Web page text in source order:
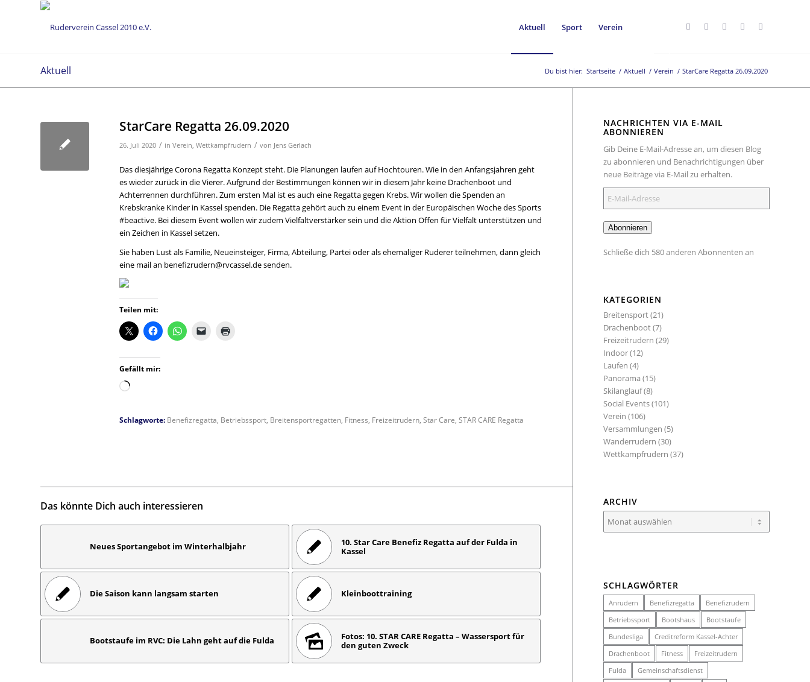
Aktuell Sport Verein
Aktuell Du bist hier: Startseite / Aktuell / Verein / StarCare Regatta 26.09.2020
StarCare Regatta 26.09.2020
26. Juli 2020 / in Verein, Wettkampfrudern / von Jens Gerlach
Das diesjährige Corona Regatta Konzept steht. Die Planungen laufen auf Hochtouren. Wie in den Anfangsjahren geht
es wieder zurück in die Vierer. Aufgrund der Bestimmungen können wir in diesem Jahr keine Drachenboot und
Achterrennen durchführen. Zum ersten Mal ist es auch eine Regatta gegen Krebs. Wir wollen die Spenden an
Krebskranke Kinder in Kassel spenden. Die Regatta gehört auch zu einem Event in der Europäischen Woche des Sports
#beactive. Bei diesem Event wollen wir zudem Vielfaltverstärker sein und die Aktion Offen für Vielfalt unterstützen und
ein Zeichen in Kassel setzen.
Sie haben Lust als Familie, Neueinsteiger, Firma, Abteilung, Partei oder als ehemaliger Ruderer teilnehmen, dann gleich
eine mail an benefizrudern@rvcassel.de senden.
Teilen mit:
Gefällt mir:
Wird
Schlagworte: Benefizregatta Betriebssport Breitensportregatten Fitness Freizeitrudern Star Care STAR CARE Regatta
Das könnte Dich auch interessieren
Neues Sportangebot im Winterhalbjahr
10. Star Care Benefiz Regatta auf der Fulda in
Kassel
Die Saison kann langsam starten Kleinboottraining
Bootstaufe im RVC: Die Lahn geht auf die Fulda
Fotos: 10. STAR CARE Regatta – Wassersport für
den guten Zweck
NACHRICHTEN VIA E-MAIL
ABONNIEREN
Gib Deine E-Mail-Adresse an, um diesen Blog
zu abonnieren und Benachrichtigungen über
neue Beiträge via E-Mail zu erhalten.
Abonnieren
Schließe dich 580 anderen Abonnenten an
KATEGORIEN
Breitensport(21)
Drachenboot(7)
Freizeitrudern (29)
Indoor(12)
Laufen (4)
Panorama (15)
Skilanglauf(8)
Social Events(101)
Verein (106)
Versammlungen (5)
Wanderrudern (30)
Wettkampfrudern (37)
ARCHIV
SCHLAGWÖRTER
Anrudern Benefizregatta
Benefizrudern
Betriebssport
Bootshaus
Bootstaufe
Bundesliga
Creditreform Kassel-Achter
Drachenboot
Fitness
Freizeitrudern
Fulda
Gemeinschaftsdienst